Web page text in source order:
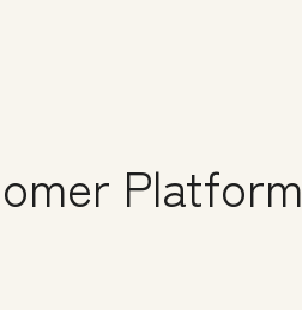
Platform